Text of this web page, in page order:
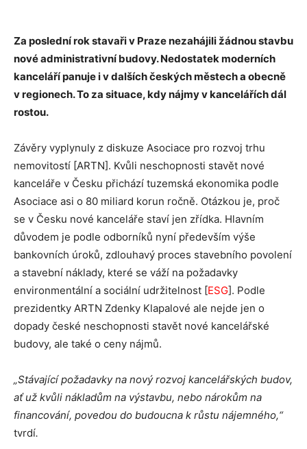
Za poslední rok stavaři v Praze nezahájili žádnou stavbu
nové administrativní budovy. Nedostatek moderních
kanceláří panuje i v dalších českých městech a obecně
v regionech. To za situace, kdy nájmy v kancelářích dál
rostou.
Závěry vyplynuly z diskuze Asociace pro rozvoj trhu
nemovitostí [ARTN]. Kvůli neschopnosti stavět nové
kanceláře v Česku přichází tuzemská ekonomika podle
Asociace asi o 80 miliard korun ročně. Otázkou je, proč
se v Česku nové kanceláře staví jen zřídka. Hlavním
důvodem je podle odborníků nyní především výše
bankovních úroků, zdlouhavý proces stavebního povolení
a stavební náklady, které se váží na požadavky
environmentální a sociální udržitelnost [ESG]. Podle
prezidentky ARTN Zdenky Klapalové ale nejde jen o
dopady české neschopnosti stavět nové kancelářské
budovy, ale také o ceny nájmů.
„Stávající požadavky na nový rozvoj kancelářských budov,
ať už kvůli nákladům na výstavbu, nebo nárokům na
financování, povedou do budoucna k růstu nájemného,“
tvrdí.